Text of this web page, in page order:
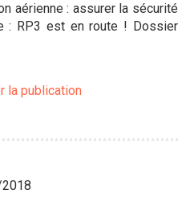
aérienne : assurer la sécurité
: RP3 est en route ! Dossier
la publication